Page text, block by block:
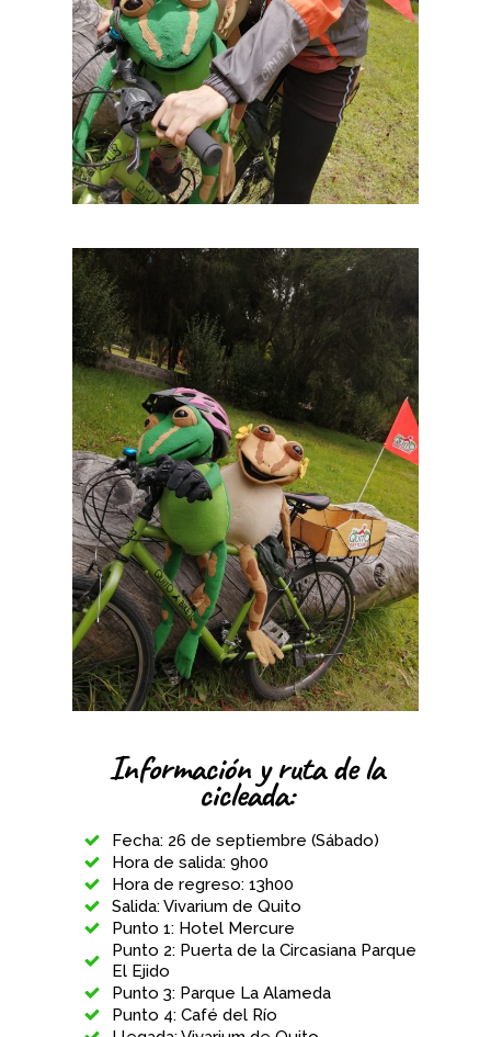
Información y ruta de la
cicleada:
Fecha: 26 de septiembre (Sábado)
Hora de salida: 9h00
Hora de regreso: 13h00
Salida: Vivarium de Quito
Punto 1: Hotel Mercure
Punto 2: Puerta de la Circasiana Parque
El Ejido
Punto 3: Parque La Alameda
Punto 4: Café del Río